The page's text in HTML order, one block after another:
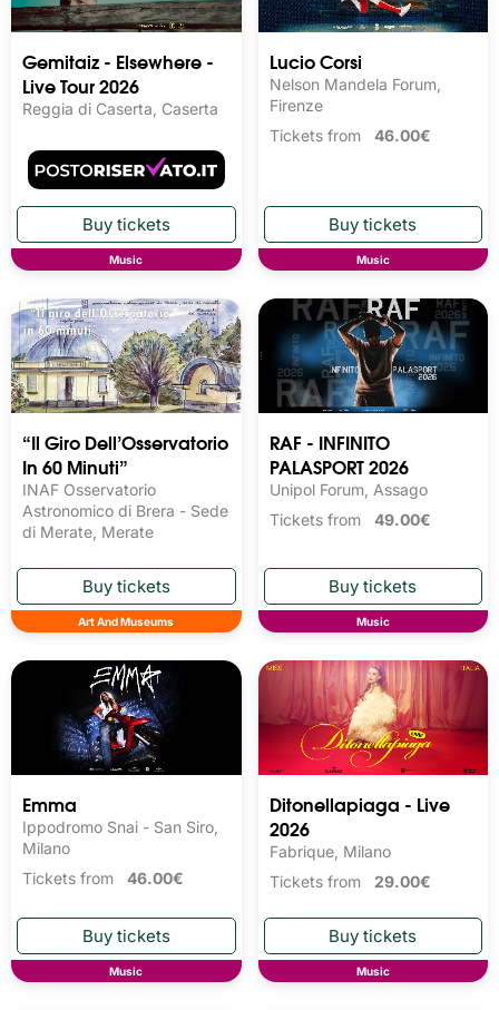
Gemitaiz - Elsewhere -
Live Tour 2026
Reggia di Caserta, Caserta
Music
Lucio Corsi
Nelson Mandela Forum,
Firenze
Tickets from 46.00€
Music
“Il Giro Dell’Osservatorio
In 60 Minuti”
INAF Osservatorio
Astronomico di Brera - Sede
di Merate, Merate
Art And Museums
RAF - INFINITO
PALASPORT 2026
Unipol Forum, Assago
Tickets from 49.00€
Music
Emma
Ippodromo Snai - San Siro,
Milano
Tickets from 46.00€
Music
Ditonellapiaga - Live
2026
Fabrique, Milano
Tickets from 29.00€
Music